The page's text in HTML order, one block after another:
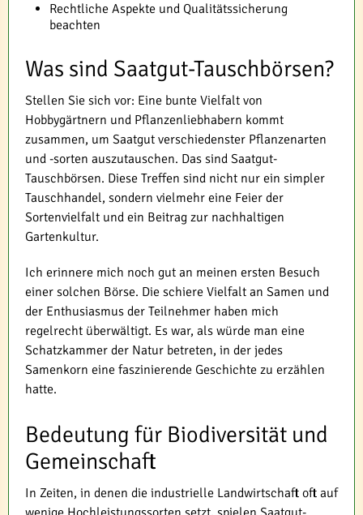
Rechtliche Aspekte und Qualitätssicherung
beachten
Was sind Saatgut-Tauschbörsen?
Stellen Sie sich vor: Eine bunte Vielfalt von
Hobbygärtnern und Pflanzenliebhabern kommt
zusammen, um Saatgut verschiedenster Pflanzenarten
und -sorten auszutauschen. Das sind Saatgut-
Tauschbörsen. Diese Treffen sind nicht nur ein simpler
Tauschhandel, sondern vielmehr eine Feier der
Sortenvielfalt und ein Beitrag zur nachhaltigen
Gartenkultur.
Ich erinnere mich noch gut an meinen ersten Besuch
einer solchen Börse. Die schiere Vielfalt an Samen und
der Enthusiasmus der Teilnehmer haben mich
regelrecht überwältigt. Es war, als würde man eine
Schatzkammer der Natur betreten, in der jedes
Samenkorn eine faszinierende Geschichte zu erzählen
hatte.
Bedeutung für Biodiversität und
Gemeinschaft
In Zeiten, in denen die industrielle Landwirtschaft oft auf